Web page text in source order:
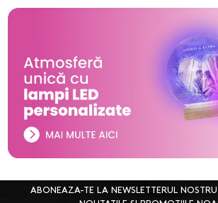
ABONEAZA-TE LA NEWSLETTERUL